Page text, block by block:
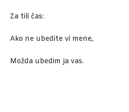
Za tili čas:
Ako ne ubedite vi mene,
Možda ubedim ja vas.